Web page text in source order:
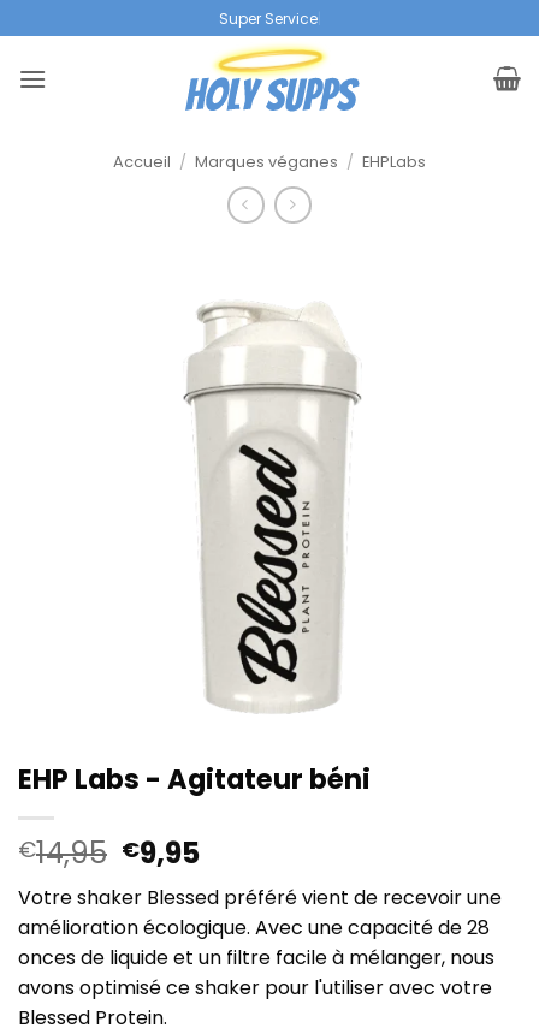
to
content
|
Accueil / Marques véganes / EHPLabs
EHP Labs - Agitateur béni
€14,95 Le
prix
initial
était :
€14,95.
€9,95Le
prix
actuel
est :
€9,95.
Votre shaker Blessed préféré vient de recevoir une
amélioration écologique. Avec une capacité de 28
onces de liquide et un filtre facile à mélanger, nous
avons optimisé ce shaker pour l'utiliser avec votre
Blessed Protein.